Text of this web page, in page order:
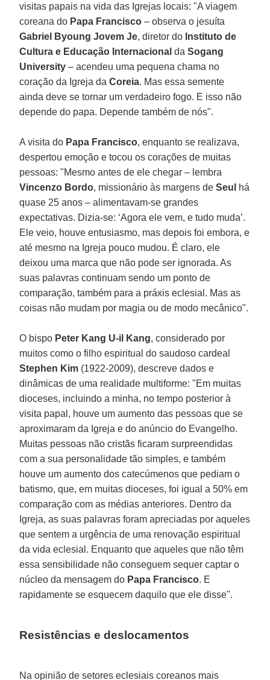
visitas papais na vida das Igrejas locais: "A viagem
coreana do Papa Francisco – observa o jesuíta
Gabriel Byoung Jovem Je, diretor do Instituto de
Cultura e Educação Internacional daSogang
University – acendeu uma pequena chama no
coração da Igreja daCoreia. Mas essa semente
ainda deve se tornar um verdadeiro fogo. E isso não
depende do papa. Depende também de nós".
A visita do Papa Francisco, enquanto se realizava,
despertou emoção e tocou os corações de muitas
pessoas: "Mesmo antes de ele chegar – lembra
Vincenzo Bordo, missionário às margens deSeul
há
quase 25 anos – alimentavam-se grandes
expectativas. Dizia-se: ‘Agora ele vem, e tudo muda’.
Ele veio, houve entusiasmo, mas depois foi embora, e
até mesmo na Igreja pouco mudou. É claro, ele
deixou uma marca que não pode ser ignorada. As
suas palavras continuam sendo um ponto de
comparação, também para a práxis eclesial. Mas as
coisas não mudam por magia ou de modo mecânico".
O bispo Peter Kang U-il Kang, considerado por
muitos como o filho espiritual do saudoso cardeal
Stephen Kim (1922-2009), descreve dados e
dinâmicas de uma realidade multiforme: "Em muitas
dioceses, incluindo a minha, no tempo posterior à
visita papal, houve um aumento das pessoas que se
aproximaram da Igreja e do anúncio do Evangelho.
Muitas pessoas não cristãs ficaram surpreendidas
com a sua personalidade tão simples, e também
houve um aumento dos catecúmenos que pediam o
batismo, que, em muitas dioceses, foi igual a 50% em
comparação com as médias anteriores. Dentro da
Igreja, as suas palavras foram apreciadas por aqueles
que sentem a urgência de uma renovação espiritual
da vida eclesial. Enquanto que aqueles que não têm
essa sensibilidade não conseguem sequer captar o
núcleo da mensagem do Papa Francisco. E
rapidamente se esquecem daquilo que ele disse".
Resistências e deslocamentos
Na opinião de setores eclesiais coreanos mais